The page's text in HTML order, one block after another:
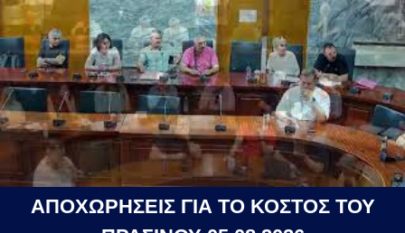
ΑΠΟΧΩΡΗΣΕΙΣ ΓΙΑ ΤΟ ΚΟΣΤΟΣ ΤΟΥ